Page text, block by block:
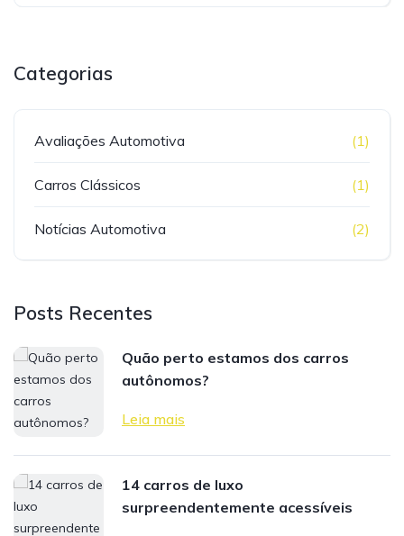
Categorias
Avaliações Automotiva (1)
Carros Clássicos (1)
Notícias Automotiva (2)
Posts Recentes
Quão perto estamos dos carros
autônomos?
Leia mais
14 carros de luxo
surpreendentemente acessíveis